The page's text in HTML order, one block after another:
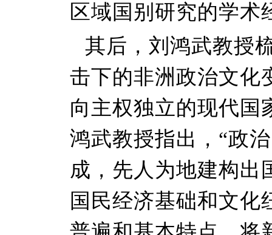
区域国别研究的学术
其后，刘鸿武教授
击下的非洲政治文化
向主权独立的现代国
鸿武教授指出，“政
成，先人为地建构出
国民经济基础和文化